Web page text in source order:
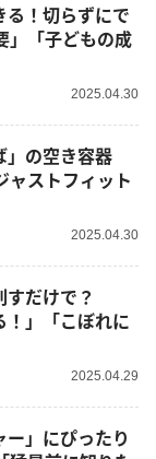
！切らずにで
」「子どもの成
2025.04.30
」の空き容器
ストフィット
2025.04.30
だけで？
」「こぼれに
2025.04.29
」にぴったり